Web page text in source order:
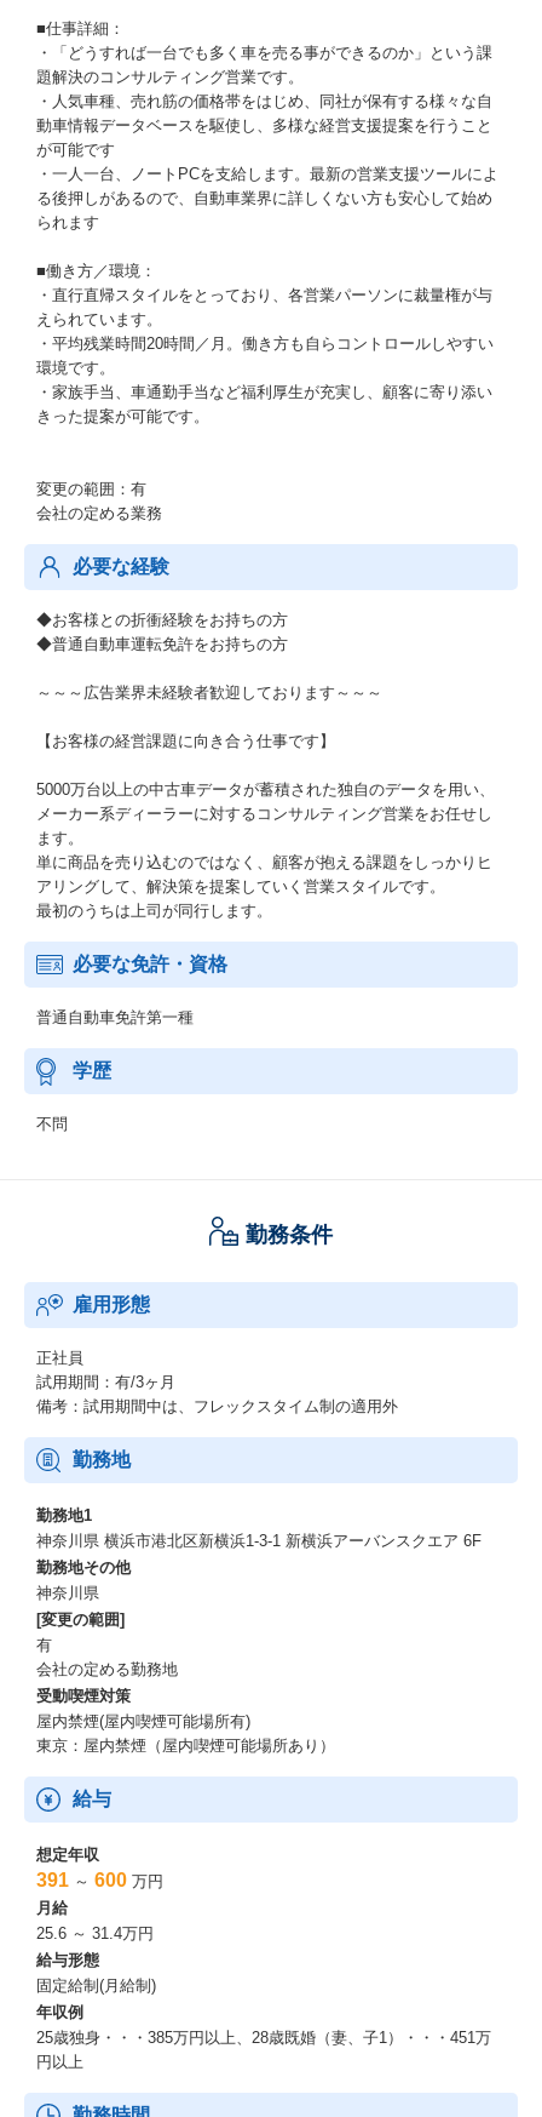
■仕事詳細：
・「どうすれば一台でも多く車を売る事ができるのか」という課
題解決のコンサルティング営業です。
・人気車種、売れ筋の価格帯をはじめ、同社が保有する様々な自
動車情報データベースを駆使し、多様な経営支援提案を行うこと
が可能です
・一人一台、ノートPCを支給します。最新の営業支援ツールによ
る後押しがあるので、自動車業界に詳しくない方も安心して始め
られます
■働き方／環境：
・直行直帰スタイルをとっており、各営業パーソンに裁量権が与
えられています。
・平均残業時間20時間／月。働き方も自らコントロールしやすい
環境です。
・家族手当、車通勤手当など福利厚生が充実し、顧客に寄り添い
きった提案が可能です。
変更の範囲：有
会社の定める業務
必要な経験
◆お客様との折衝経験をお持ちの方
◆普通自動車運転免許をお持ちの方
～～～広告業界未経験者歓迎しております～～～
【お客様の経営課題に向き合う仕事です】
5000万台以上の中古車データが蓄積された独自のデータを用い、
メーカー系ディーラーに対するコンサルティング営業をお任せし
ます。
単に商品を売り込むのではなく、顧客が抱える課題をしっかりヒ
アリングして、解決策を提案していく営業スタイルです。
最初のうちは上司が同行します。
必要な免許・資格
普通自動車免許第一種
学歴
不問
勤務条件
雇用形態
正社員
試用期間：有/3ヶ月
備考：試用期間中は、フレックスタイム制の適用外
勤務地
勤務地1
神奈川県 横浜市港北区新横浜1-3-1 新横浜アーバンスクエア 6F
勤務地その他
神奈川県
[変更の範囲]
有
会社の定める勤務地
受動喫煙対策
屋内禁煙(屋内喫煙可能場所有)
東京：屋内禁煙（屋内喫煙可能場所あり）
給与
想定年収
391 ～ 600 万円
月給
25.6 ～ 31.4万円
給与形態
固定給制(月給制)
年収例
25歳独身・・・385万円以上、28歳既婚（妻、子1）・・・451万
円以上